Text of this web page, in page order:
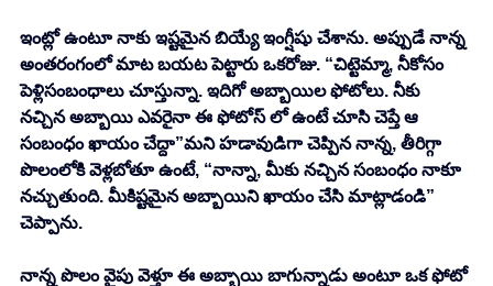
ఇంట్లో ఉంటూ నాకు ఇష్టమైన బియ్యే ఇంగ్షీషు చేశాను. అప్పుడే నాన్న
అంతరంగంలో మాట బయట పెట్టారు ఒకరోజు. “చిట్టెమ్మా, నీకోసం
పెళ్లిసంబంధాలు చూస్తున్నా. ఇదిగో అబ్బాయిల ఫోటోలు. నీకు
నచ్చిన అబ్బాయి ఎవరైనా ఈ ఫోటోస్ లో ఉంటే చూసి చెప్తే ఆ
సంబంధం ఖాయం చేద్దా”మని హడావుడిగా చెప్పిన నాన్న, తీరిగ్గా
పొలంలోకి వెళ్లబోతూ ఉంటే, “నాన్నా, మీకు నచ్చిన సంబంధం నాకూ
నచ్చుతుంది. మీకిష్టమైన అబ్బాయిని ఖాయం చేసి మాట్లాడండి”
చెప్పాను.
నాన్న పొలం వైపు వెళ్తూ ఈ అబ్బాయి బాగున్నాడు అంటూ ఒక ఫోటో